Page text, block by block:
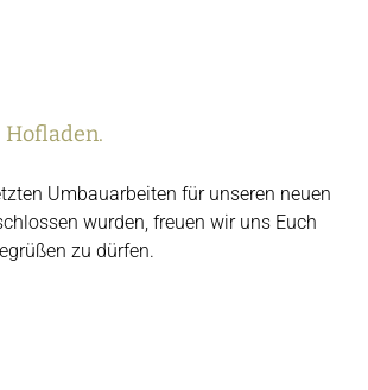
Hofladen.
Umbauarbeiten für unseren neuen
wurden, freuen wir uns Euch
zu dürfen.